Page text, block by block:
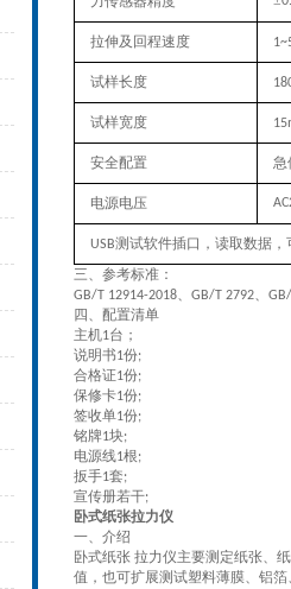
拉伸及回程速度
试样长度
试样宽度
安全配置 急
电源电压
USB测试软件插口，读取数据，
三、 参考标准：
GB/T 12914-2018、 GB/T 2792、
四、配置清单
主机1台；
说明书1份;
合格证1份;
保修卡1份;
签收单1份;
铭牌1块;
电源线1根;
扳手1套;
宣传册若干;
卧式纸张拉力仪
‌一、 介绍
卧式纸张 拉力仪主要测定纸张、
值，也可扩展测试塑料薄膜、铝